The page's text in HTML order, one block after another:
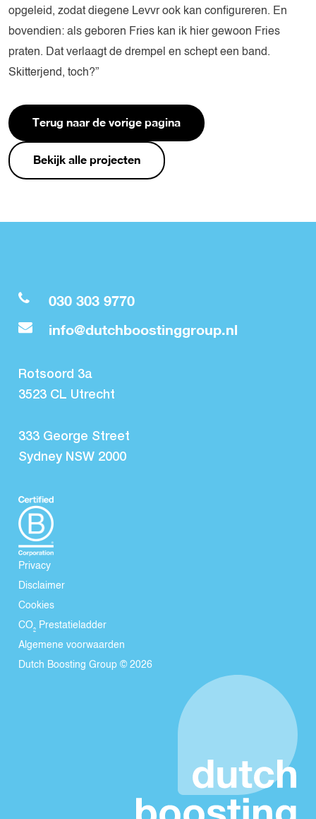
opgeleid, zodat diegene Levvr ook kan configureren. En
bovendien: als geboren Fries kan ik hier gewoon Fries
praten. Dat verlaagt de drempel en schept een band.
Skitterjend, toch?”
Terug naar de vorige pagina
Bekijk alle projecten
030 303 9770
info@dutchboostinggroup.nl
Rotsoord 3a
3523 CL Utrecht
333 George Street
Sydney NSW 2000
Privacy
Disclaimer
Cookies
CO₂ Prestatieladder
Algemene voorwaarden
Dutch Boosting Group © 2026